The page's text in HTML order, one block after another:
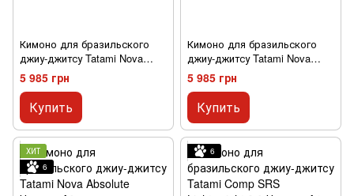
Кимоно для бразильского
джиу-джитсу Tatami Nova
Absolute Белое A0
5 985 грн
Купить
Кимоно для бразильского
джиу-джитсу Tatami Nova
Absolute Синий A0
5 985 грн
Купить
ХИТ
6
6